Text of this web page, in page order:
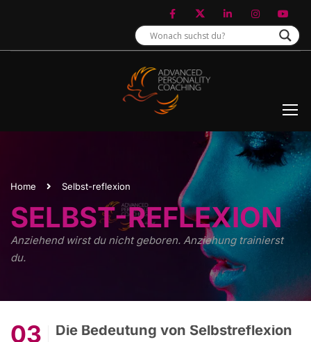
Home Selbst-reflexion
SELBST-REFLEXION
Anziehend wirst du nicht geboren. Anziehung trainierst
du.
03
Die Bedeutung von Selbstreflexion